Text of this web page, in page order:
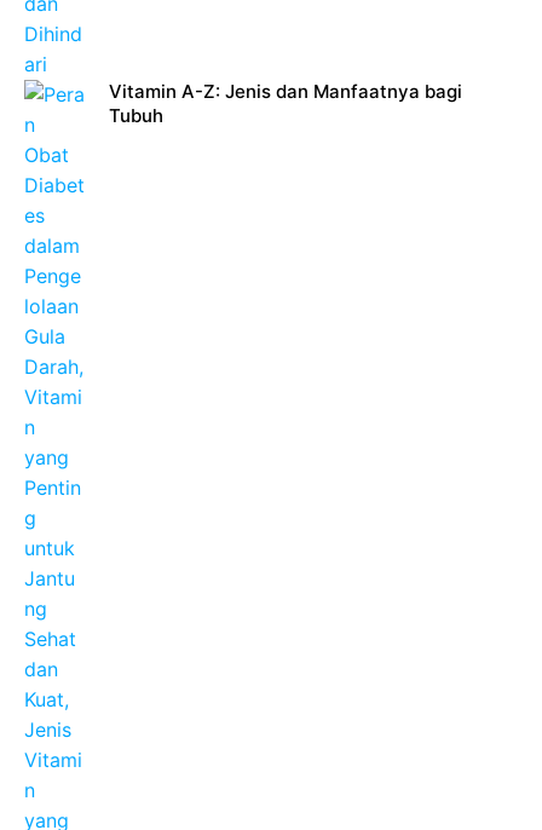
Vitamin A-Z: Jenis dan Manfaatnya bagi
Tubuh